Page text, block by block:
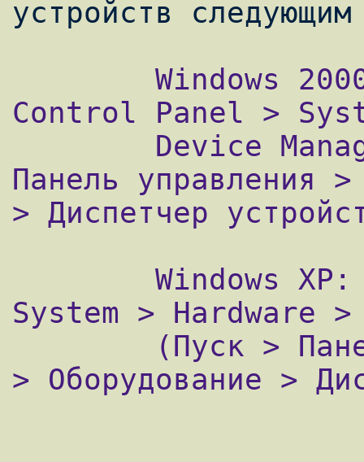
Control Panel >
Панель управления
> Диспетчер
System > Hardware
> Оборудование >